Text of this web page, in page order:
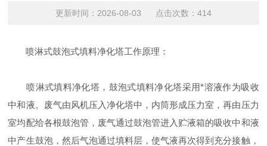
更新时间：2026-08-03 点击次数：414
喷淋式鼓泡式填料净化塔工作原理：
喷淋式填料净化塔，鼓泡式填料净化塔采用*溶液作为吸收
中和液。废气由风机压入净化塔中，内筒形成压力室，再由压力
室均配给各根鼓泡管，废气通过鼓泡管进入贮液箱的吸收中和液
中产生鼓泡，然后气泡通过填料层，使气液再次得到充分接触，